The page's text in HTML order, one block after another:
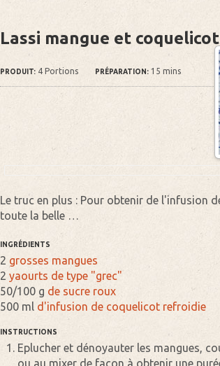
Lassi mangue et coquelicot
PRODUIT: 4 Portions PRÉPARATION: 15 mins
Le truc en plus : Pour obtenir de l'infusion
toute la belle …
INGRÉDIENTS
2 grosses mangues
2 yaourts de type "grec"
50/100 g de sucre roux
500 ml d'infusion de coquelicot refroidie
INSTRUCTIONS
Eplucher et dénoyauter les mangues,
ou au mixer de façon à obtenir une